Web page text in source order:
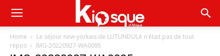
Home
Le séjour new-yorkais de LUTUNDULA n’était pas de tout
repos
IMG-20220927-WA0095